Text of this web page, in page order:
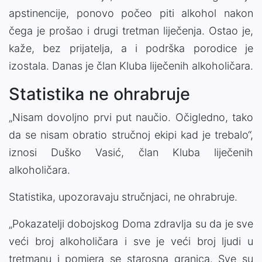
apstinencije, ponovo počeo piti alkohol nakon
čega je prošao i drugi tretman liječenja. Ostao je,
kaže, bez prijatelja, a i podrška porodice je
izostala. Danas je član Kluba liječenih alkoholičara.
Statistika ne ohrabruje
„Nisam dovoljno prvi put naučio. Očigledno, tako
da se nisam obratio stručnoj ekipi kad je trebalo“,
iznosi Duško Vasić, član Kluba liječenih
alkoholičara.
Statistika, upozoravaju stručnjaci, ne ohrabruje.
„Pokazatelji dobojskog Doma zdravlja su da je sve
veći broj alkoholičara i sve je veći broj ljudi u
tretmanu i pomjera se starosna granica. Sve su